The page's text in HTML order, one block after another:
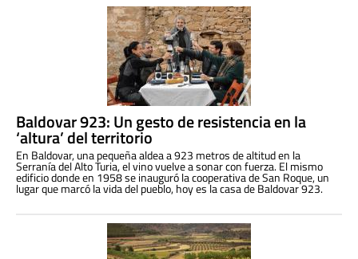
Baldovar 923: Un gesto de resistencia en la
‘altura’ del territorio
En Baldovar, una pequeña aldea a 923 metros de altitud en la
Serranía del Alto Turia, el vino vuelve a sonar con fuerza. El mismo
edificio donde en 1958 se inauguró la cooperativa de San Roque, un
lugar que marcó la vida del pueblo, hoy es la casa de Baldovar 923.